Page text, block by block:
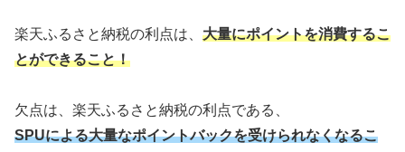
楽天ふるさと納税の利点は、 大量にポイントを消費するこ
とができること！
欠点は、楽天ふるさと納税の利点である、
SPUによる大量なポイントバックを受けられなくなるこ